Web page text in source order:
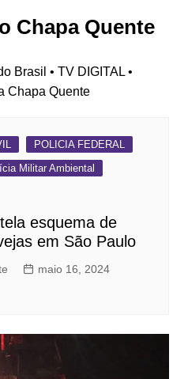
Chapa Quente
Brasil • TV DIGITAL •
Chapa Quente
POLICIA FEDERAL
Militar Ambiental
esquema de
em São Paulo
maio 16, 2024